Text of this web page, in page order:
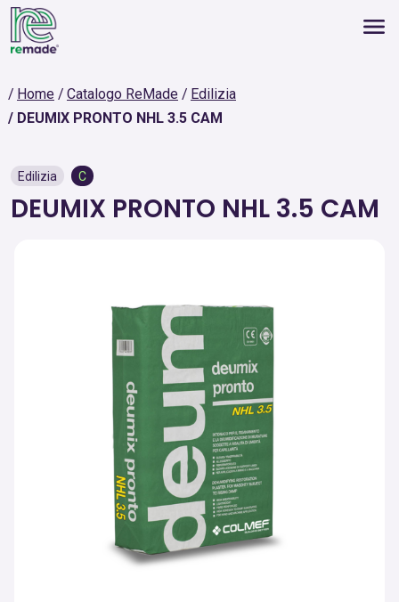
Home Catalogo ReMade
Edilizia
DEUMIX PRONTO NHL 3.5 CAM
Edilizia C
DEUMIX PRONTO NHL 3.5 CAM